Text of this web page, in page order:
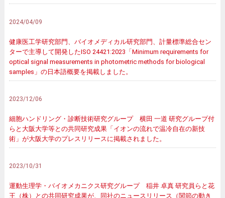
2024/04/09
健康医工学研究部門、バイオメディカル研究部門、計量標準総合セン
ターで主導して開発したISO 24421:2023「Minimum requirements for
optical signal measurements in photometric methods for biological
samples」の日本語概要を掲載しました。
2023/12/06
細胞ハンドリング・診断技術研究グループ 横田 一道 研究グループ付
らと大阪大学等との共同研究成果「イオンの流れで温冷自在の新技
術」が大阪大学のプレスリリースに掲載されました。
2023/10/31
運動生理学・バイオメカニクス研究グループ 稲井 卓真 研究員らと花
王（株）との共同研究成果が、同社のニュースリリース（関節の動き